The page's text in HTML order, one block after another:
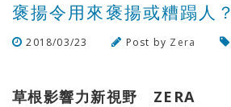
褒揚令用來褒揚或糟蹋人？
2018/03/23 Post by Zera
草根影響力新視野 ZERA